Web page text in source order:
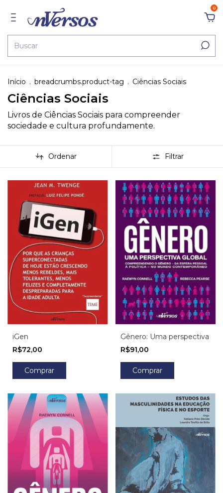
0
Início . breadcrumbs.product-tag . Ciências Sociais
Ciências Sociais
Livros de Ciências Sociais para compreender
sociedade e cultura profundamente.
Ordenar Filtrar
iGen
R$72,00
Gênero: Uma perspectiva
R$91,00